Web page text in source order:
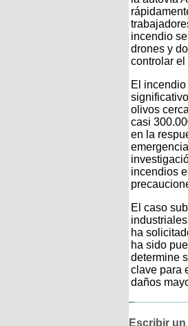
incendio
drones y
controlar el
El
olivos
casi
en la
incendios
El caso
ha
ha sido
determine
clave para
daños
Escribir